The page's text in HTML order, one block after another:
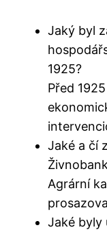
Jaký byl
1925?
Před
Jaké a čí
Agrární
Jaké byly